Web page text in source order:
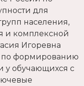
для
населения,
и комплексной
Игоревна
по формированию
у обучающихся с